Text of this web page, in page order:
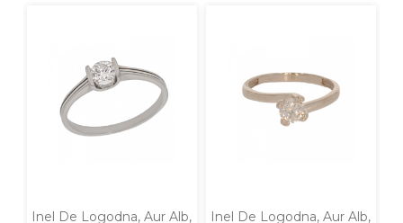
Inel De Logodna, Aur Alb,
Inel De Logodna, Aur Alb,